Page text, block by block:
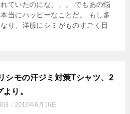
ていたのにな、、。 でもあの悩
当にハッピーなことだ。 もし多
り、洋服にシミがものすごく目
シモの汗ジミ対策Tシャツ、2
り。
日： 2016年6月16日